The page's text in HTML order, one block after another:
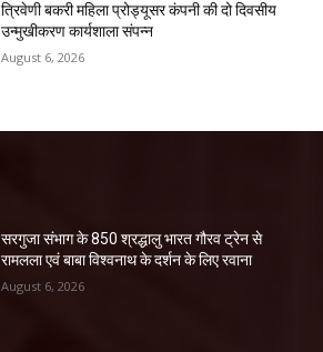
त्रिवेणी बकरी महिला प्रोड्यूसर कंपनी की दो दिवसीय
उन्मुखीकरण कार्यशाला संपन्न
August 6, 2026
सरगुजा संभाग के 850 श्रद्धालु भारत गौरव ट्रेन से
रामलला एवं बाबा विश्वनाथ के दर्शन के लिए रवाना
August 6, 2026